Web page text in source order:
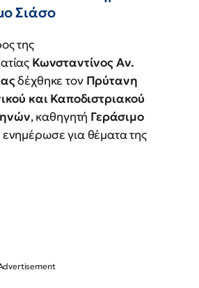
Σιάσο
της
Κωνσταντίνος Αν.
δέχθηκε τον Πρύτανη
και Καποδιστριακού
, καθηγητή Γεράσιμο
ενημέρωσε για θέματα της